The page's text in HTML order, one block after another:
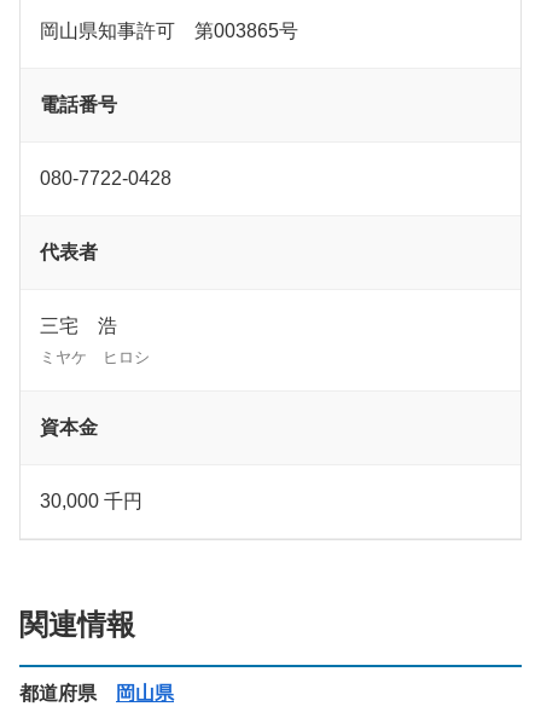
岡山県知事許可 第003865号
電話番号
080-7722-0428
代表者
三宅 浩
ミヤケ ヒロシ
資本金
30,000 千円
関連情報
都道府県 岡山県